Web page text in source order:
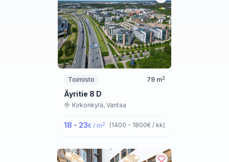
Toimisto 79 m2
Äyritie 8 D
Kirkonkylä, Vantaa
18 - 23€ / m2 (1400 - 1800€ / kk)